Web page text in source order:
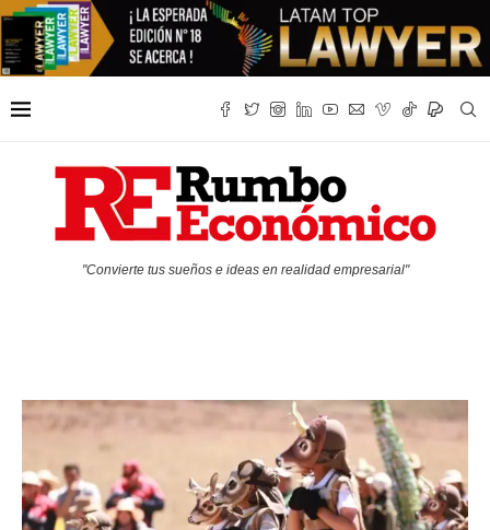
"Convierte tus sueños e ideas en realidad empresarial"